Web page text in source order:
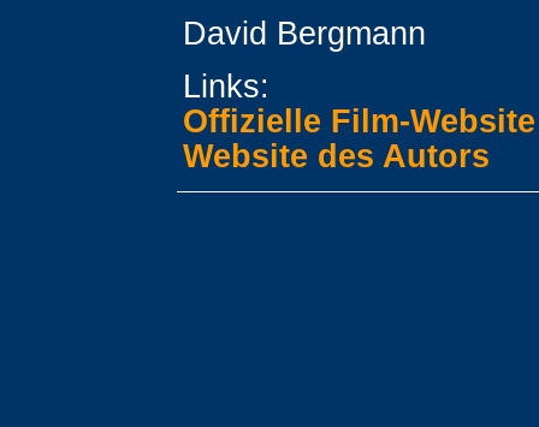
David Bergmann
Links:
Offizielle Film-Website
Website des Autors